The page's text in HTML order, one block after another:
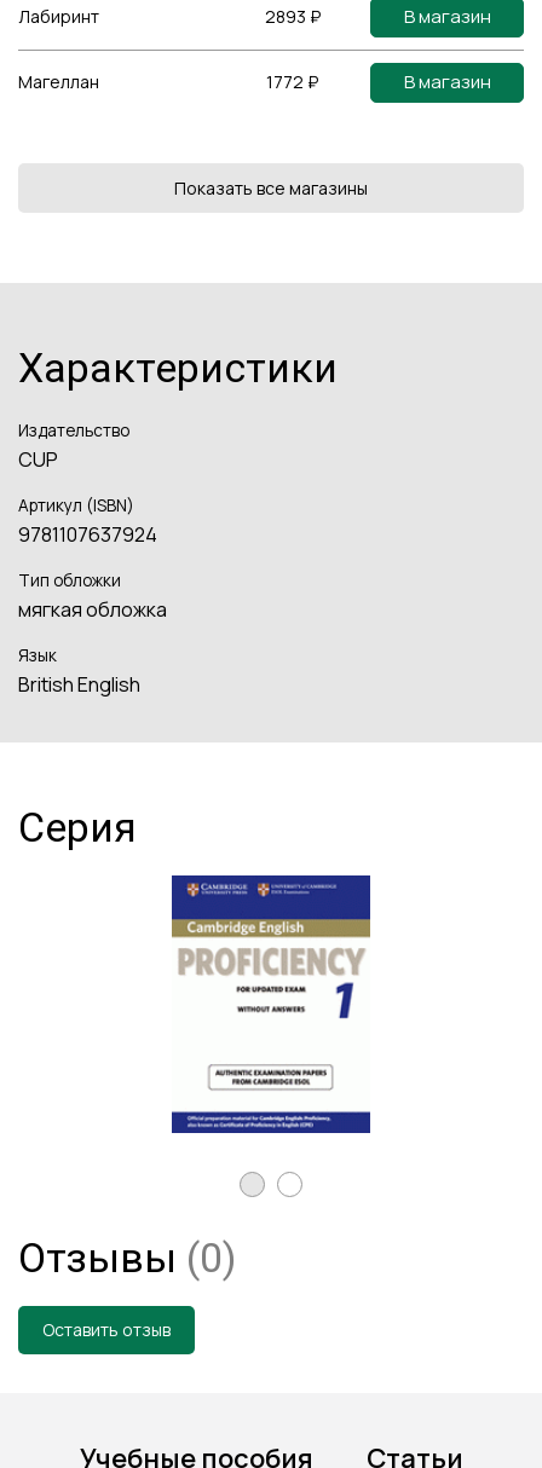
Лабиринт 2893 ₽ В магазин
Магеллан 1772 ₽ В магазин
Показать все магазины
Характеристики
Издательство
CUP
Артикул (ISBN)
9781107637924
Тип обложки
мягкая обложка
Язык
British English
Серия
Отзывы (0)
Оставить отзыв
Учебные пособия Статьи